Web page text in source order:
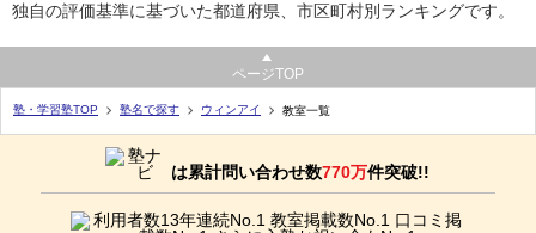
独自の評価基準に基づいた都道府県、市区町村別ランキングです。
ページTOP
塾・学習塾TOP 塾名で探す ウィンアイ 教室一覧
は累計問い合わせ数770万件突破!!